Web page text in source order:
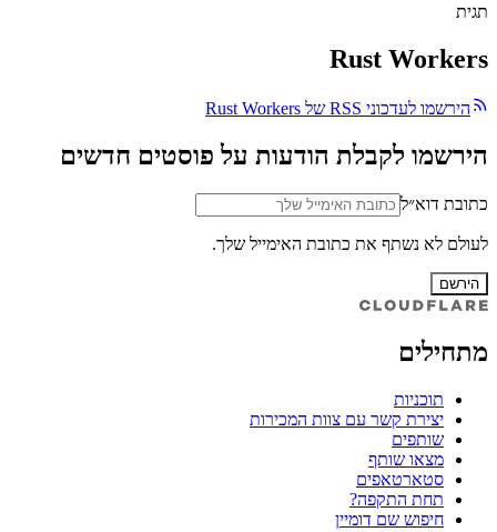
תגית
Rust Workers
הירשמו לעדכוני RSS של Rust Workers
הירשמו לקבלת הודעות על פוסטים חדשים
כתובת דוא״ל
לעולם לא נשתף את כתובת האימייל שלך.
הירשם
מתחילים
תוכניות
יצירת קשר עם צוות המכירות
שותפים
מצאו שותף
סטארטאפים
תחת התקפה?
חיפוש שם דומיין